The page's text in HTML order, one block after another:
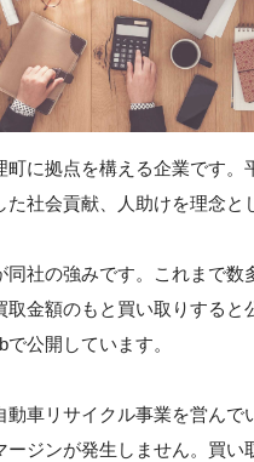
に拠点を構える企業です。
社会貢献、人助けを理念と
社の強みです。これまで
金額のもと買い取りする
公開しています。
車リサイクル事業を営ん
ジンが発生しません。買